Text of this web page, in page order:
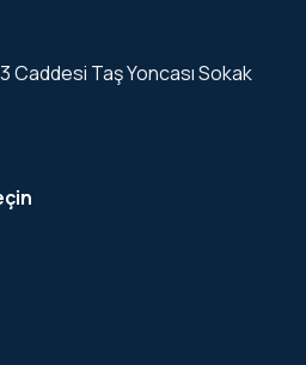
Caddesi Taş Yoncası Sokak